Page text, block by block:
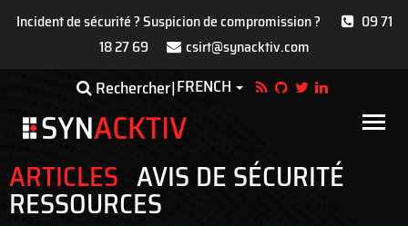
Incident de sécurité ? Suspicion de compromission ?
09 71
18 27 69
csirt@synacktiv.com
contenu
Rechercher FRENCH Toggle Dropdown
Main
ARTICLES AVIS DE SÉCURITÉ
RESSOURCES